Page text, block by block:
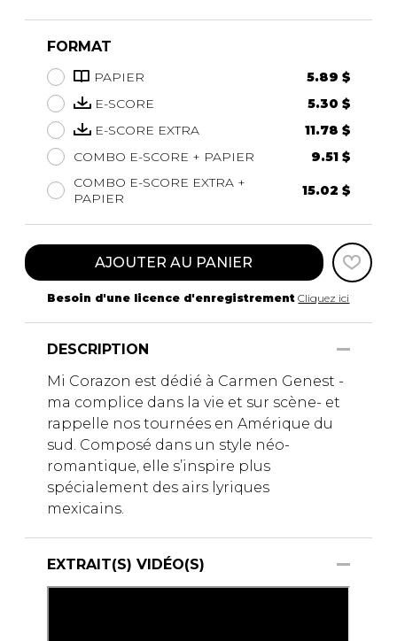
FORMAT
PAPIER
5.89 $
E-SCORE
5.30 $
E-SCORE EXTRA
11.78 $
COMBO E-SCORE + PAPIER
9.51 $
COMBO E-SCORE EXTRA +
PAPIER
15.02 $
AJOUTER AU PANIER
Besoin d'une licence d'enregistrement Cliquez ici
DESCRIPTION
Mi Corazon est dédié à Carmen Genest -
ma complice dans la vie et sur scène- et
rappelle nos tournées en Amérique du
sud. Composé dans un style néo-
romantique, elle s’inspire plus
spécialement des airs lyriques
mexicains.
EXTRAIT(S) VIDÉO(S)